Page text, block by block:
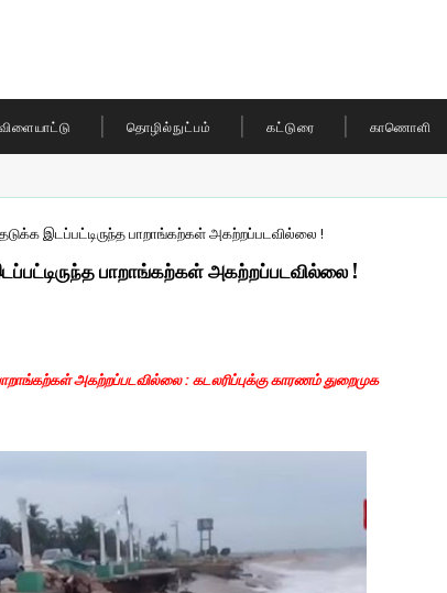
விளையாட்டு தொழில்நுட்பம் கட்டுரை காணொளி
இடப்பட்டிருந்த பாறாங்கற்கள் அகற்றப்படவில்லை !
பாறாங்கற்கள் அகற்றப்படவில்லை !
அகற்றப்படவில்லை : கடலரிப்புக்கு காரணம் துறைமுக